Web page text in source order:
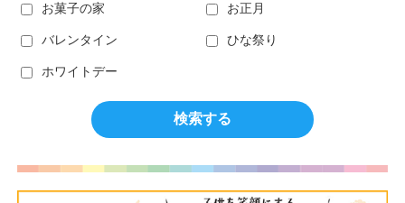
お菓子の家 お正月
バレンタイン ひな祭り
ホワイトデー